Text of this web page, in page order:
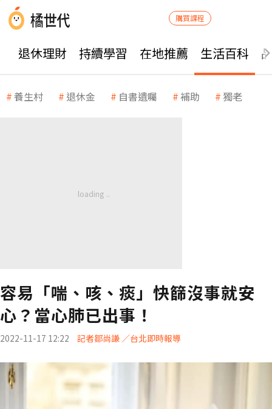
購買課程
退休理財 持續學習 在地推薦 生活百科
養生村 退休金 自書遺囑 補助 獨老
容易「喘、咳、痰」快篩沒事就安
心？當心肺已出事！
2022-11-17 12:22 記者鄒尚謙 ／台北即時報導